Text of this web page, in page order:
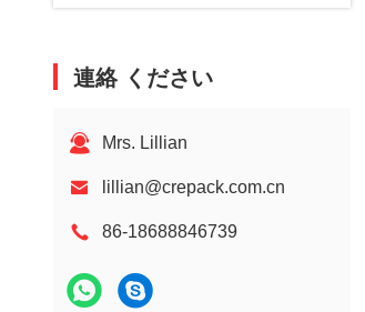
連絡 ください
Mrs. Lillian
lillian@crepack.com.cn
86-18688846739